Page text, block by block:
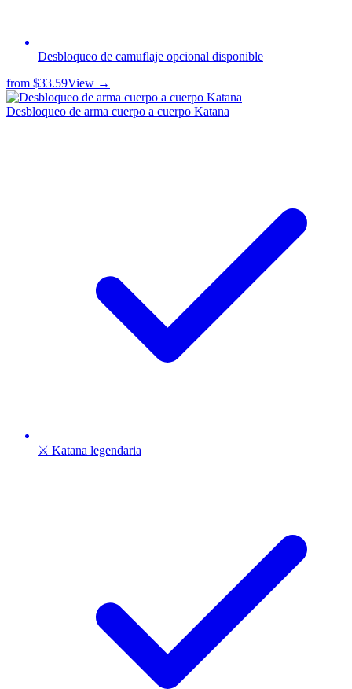
Desbloqueo de camuflaje opcional disponible
from $33.59View →
Desbloqueo de arma cuerpo a cuerpo Katana
⚔️ Katana legendaria